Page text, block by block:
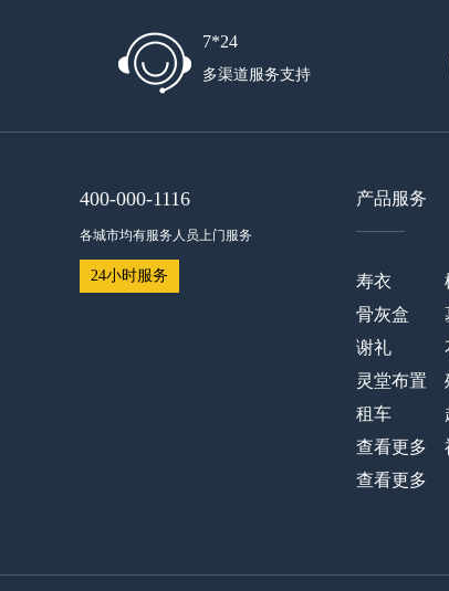
7*24
多渠道服务支持
400-000-1116
各城市均有服务人员上门服务
24小时服务
产品服务
——
寿衣
骨灰盒
谢礼
灵堂布置
租车
查看更多
查看更多